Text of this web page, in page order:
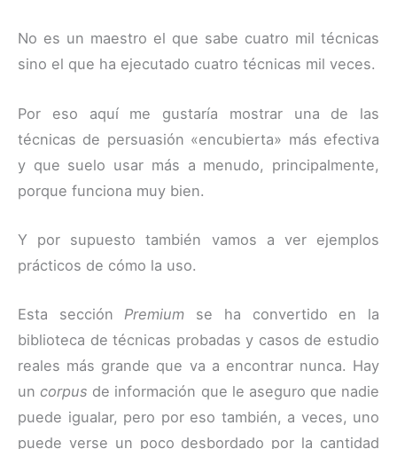
No es un maestro el que sabe cuatro mil técnicas
sino el que ha ejecutado cuatro técnicas mil veces.
Por eso aquí me gustaría mostrar una de las
técnicas de persuasión «encubierta» más efectiva
y que suelo usar más a menudo, principalmente,
porque funciona muy bien.
Y por supuesto también vamos a ver ejemplos
prácticos de cómo la uso.
Esta secciónPremium se ha convertido en la
biblioteca de técnicas probadas y casos de estudio
reales más grande que va a encontrar nunca. Hay
uncorpus de información que le aseguro que nadie
puede igualar, pero por eso también, a veces, uno
puede verse un poco desbordado por la cantidad